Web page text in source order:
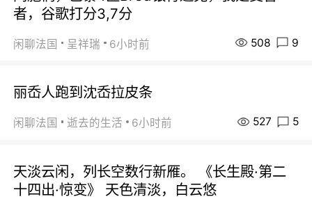
者，谷歌打分3,7分
闲聊法国 呈祥瑞 6小时前 508 9
丽岙人跑到沈岙拉皮条
闲聊法国 逝去的生活 6小时前 527 5
天淡云闲，列长空数行新雁。 《长生殿·第二
十四出·惊变》 天色清淡，白云悠